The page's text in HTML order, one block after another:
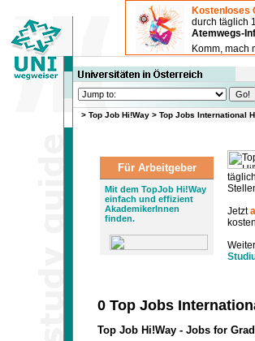
Kostenloses
durch täglich
Atemwegs-
Komm, mach
> Top Job Hi!Way > Top Jobs International
Für Arbeitgeber
Mit dem TopJob Hi!Way
einfach und effizient
AkademikerInnen
finden.
Jetzt
0 Top Jobs
Top Job Hi!Way - Jobs for